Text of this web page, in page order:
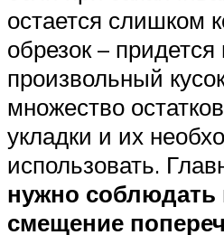
остается слишком
обрезок – придется
произвольный
множество
укладки и их
использовать.
нужно
смещение